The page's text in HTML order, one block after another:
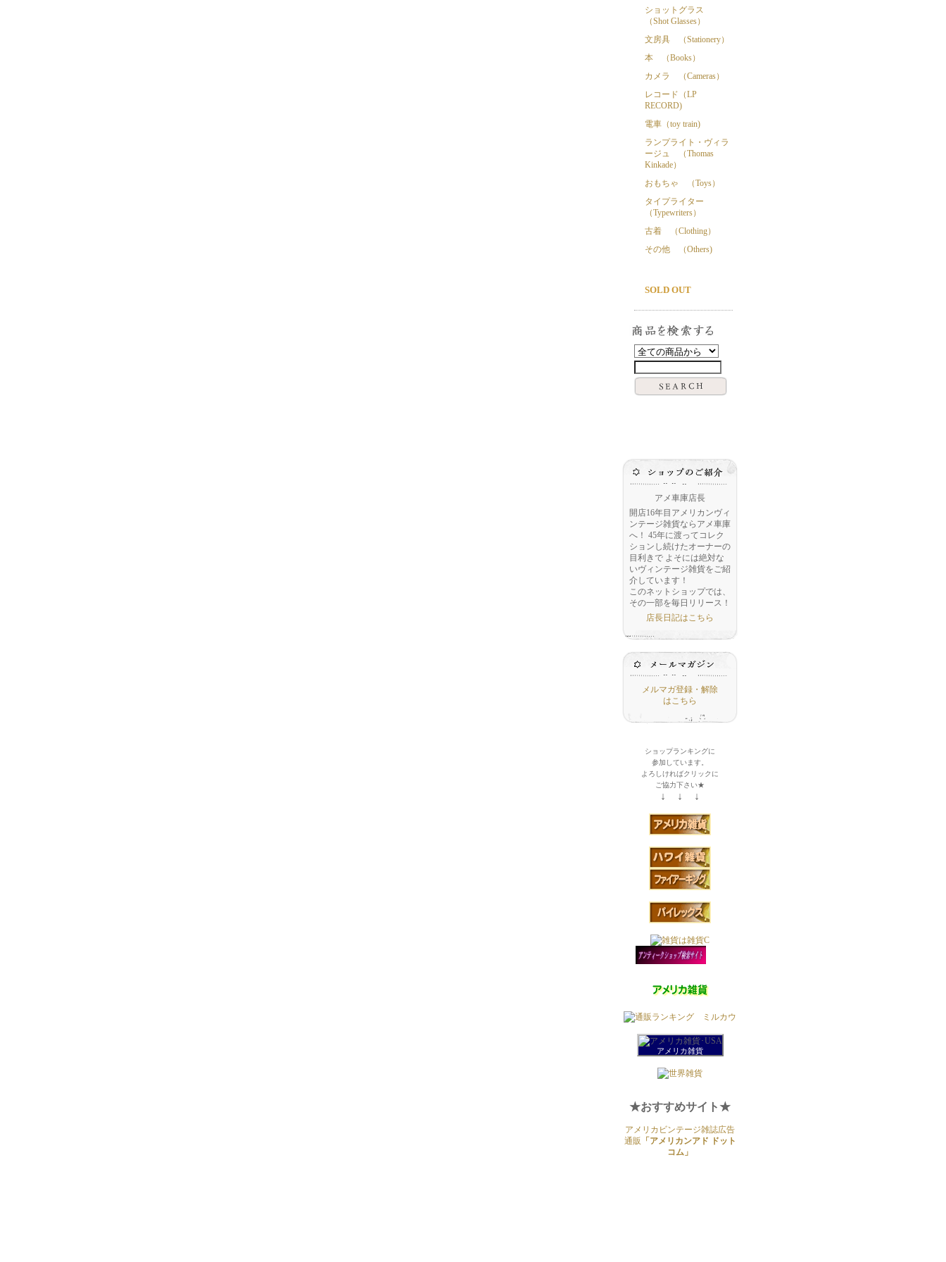
ショットグラス
（Shot Glasses）
文房具 （Stationery）
本 （Books）
カメラ （Cameras）
レコード（LP
RECORD)
電車（toy train)
ランプライト・ヴィラ
ージュ （Thomas
Kinkade）
おもちゃ （Toys）
タイプライター
（Typewriters）
古着 （Clothing）
その他 （Others)
SOLD OUT
アメ車庫店長
開店16年目アメリカンヴィ
ンテージ雑貨ならアメ車庫
へ！ 45年に渡ってコレク
ションし続けたオーナーの
目利きで よそには絶対な
いヴィンテージ雑貨をご紹
介しています！
このネットショップでは、
その一部を毎日リリース！
店長日記はこちら
メルマガ登録・解除
はこちら
ショップランキングに
参加しています。
よろしければクリックに
ご協力下さい★
↓ ↓ ↓
アメリカ雑貨
★おすすめサイト★
アメリカビンテージ雑誌広告
通販
「アメリカンアド ドット
コム」